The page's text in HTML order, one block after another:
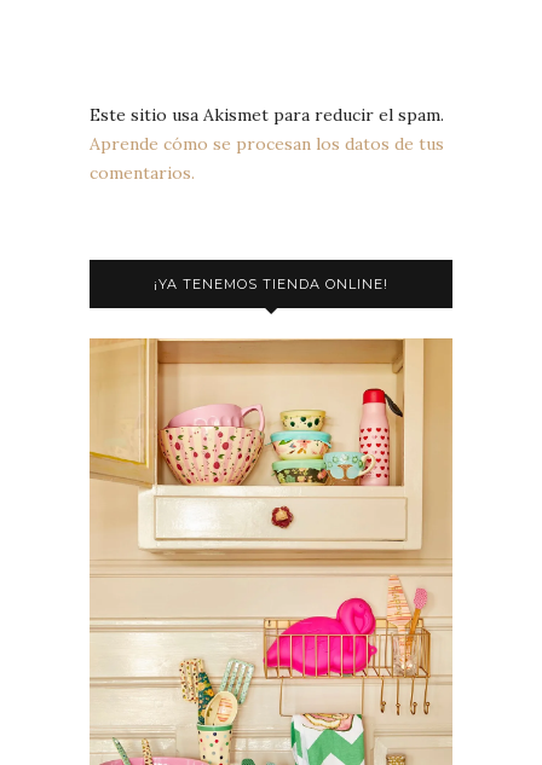
Este sitio usa Akismet para reducir el spam.
Aprende cómo se procesan los datos de tus
comentarios.
¡YA TENEMOS TIENDA ONLINE!